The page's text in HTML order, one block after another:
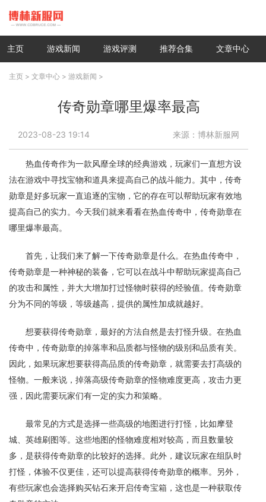
主页 游戏新闻 游戏评测 推荐合集 文章中心
主页 > 文章中心 > 游戏新闻 >
传奇勋章哪里爆率最高
2023-08-23 19:14 来源：博林新服网
热血传奇作为一款风靡全球的经典游戏，玩家们一直想方设
法在游戏中寻找宝物和道具来提高自己的战斗能力。其中，传奇
勋章是好多玩家一直追逐的宝物，它的存在可以帮助玩家有效地
提高自己的实力。今天我们就来看看在热血传奇中，传奇勋章在
哪里爆率最高。
首先，让我们来了解一下传奇勋章是什么。在热血传奇中，
传奇勋章是一种神秘的装备，它可以在战斗中帮助玩家提高自己
的攻击和属性，并大大增加打过怪物时获得的经验值。传奇勋章
分为不同的等级，等级越高，提供的属性加成就越好。
想要获得传奇勋章，最好的方法自然是去打怪升级。在热血
传奇中，传奇勋章的掉落率和品质都与怪物的级别和品质有关。
因此，如果玩家想要获得高品质的传奇勋章，就需要去打高级的
怪物。一般来说，掉落高级传奇勋章的怪物难度更高，攻击力更
强，因此需要玩家们有一定的实力和策略。
最常见的方式是选择一些高级的地图进行打怪，比如摩登
城、英雄刷图等。这些地图的怪物难度相对较高，而且数量较
多，是获得传奇勋章的比较好的选择。此外，建议玩家在组队时
打怪，体验不仅更佳，还可以提高获得传奇勋章的概率。另外，
有些玩家也会选择购买钻石来开启传奇宝箱，这也是一种获取传